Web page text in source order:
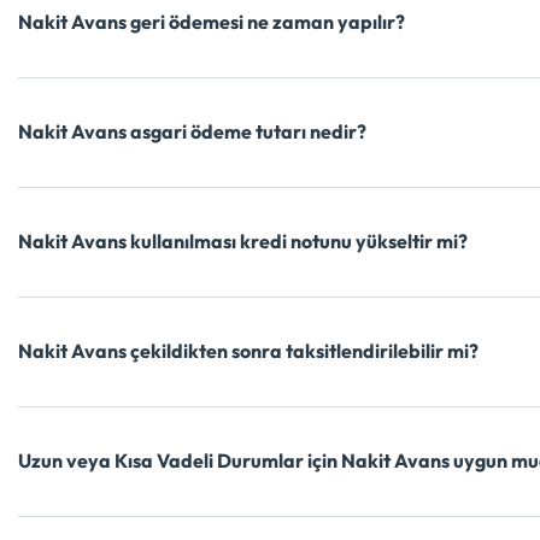
Nakit Avans geri ödemesi ne zaman yapılır?
Nakit Avans asgari ödeme tutarı nedir?
Nakit Avans kullanılması kredi notunu yükseltir mi?
Nakit Avans çekildikten sonra taksitlendirilebilir mi?
Uzun veya Kısa Vadeli Durumlar için Nakit Avans uygun